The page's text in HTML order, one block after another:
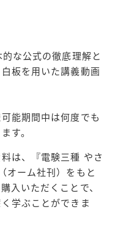
な公式の徹底理解と
板を用いた講義動画
能期間中は何度でも
す。
は、『電験三種 やさ
オーム社刊）をもと
入いただくことで、
学ぶことができま